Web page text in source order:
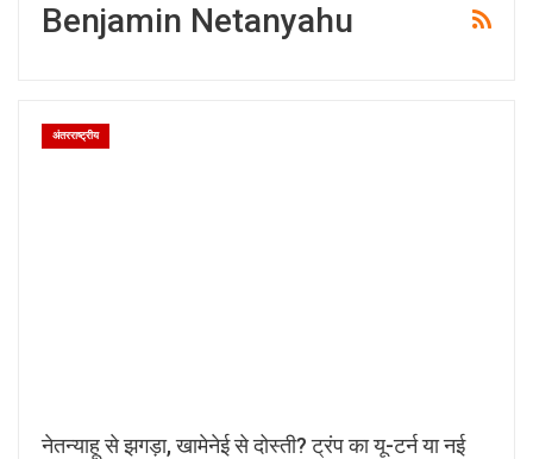
Benjamin Netanyahu
अंतरराष्ट्रीय
नेतन्याहू से झगड़ा, खामेनेई से दोस्ती? ट्रंप का यू-टर्न या नई